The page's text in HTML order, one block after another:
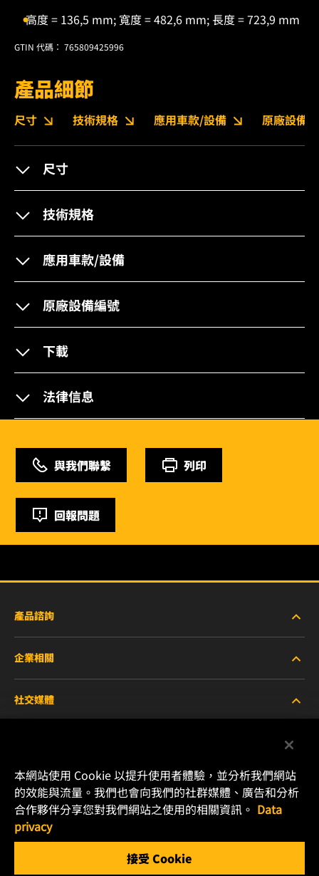
高度 = 136,5 mm; 寬度 = 482,6 mm; 長度 = 723,9 mm
GTIN 代碼： 765809425996
產品細節
尺寸 技術規格 應用車款/設備 原廠設備
尺寸
技術規格
應用車款/設備
原廠設備編號
下載
法律信息
與我們聯繫 列印
回報問題
產品諮詢
重型設備車輛
小客車與商用車
賽車產品
企業相關
關於WIX
聯絡我們
職涯發展
社交媒體
Instagram
YouTube
本網站使用 Cookie 以提升使用者體驗，並分析我們網站
的效能與流量。我們也會向我們的社群媒體、廣告和分析
合作夥伴分享您對我們網站之使用的相關資訊。 Data
privacy
接受 Cookie